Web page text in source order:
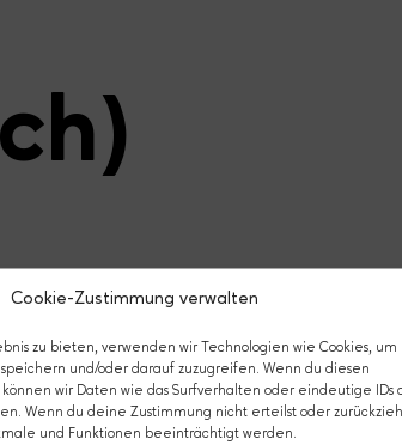
Cookie-Zustimmung verwalten
zu bieten, verwenden wir Technologien wie Cookies, um
und/oder darauf zuzugreifen. Wenn du diesen
können wir Daten wie das Surfverhalten oder eindeutige IDs
Wenn du deine Zustimmung nicht erteilst oder
und Funktionen beeinträchtigt werden.
März 2012